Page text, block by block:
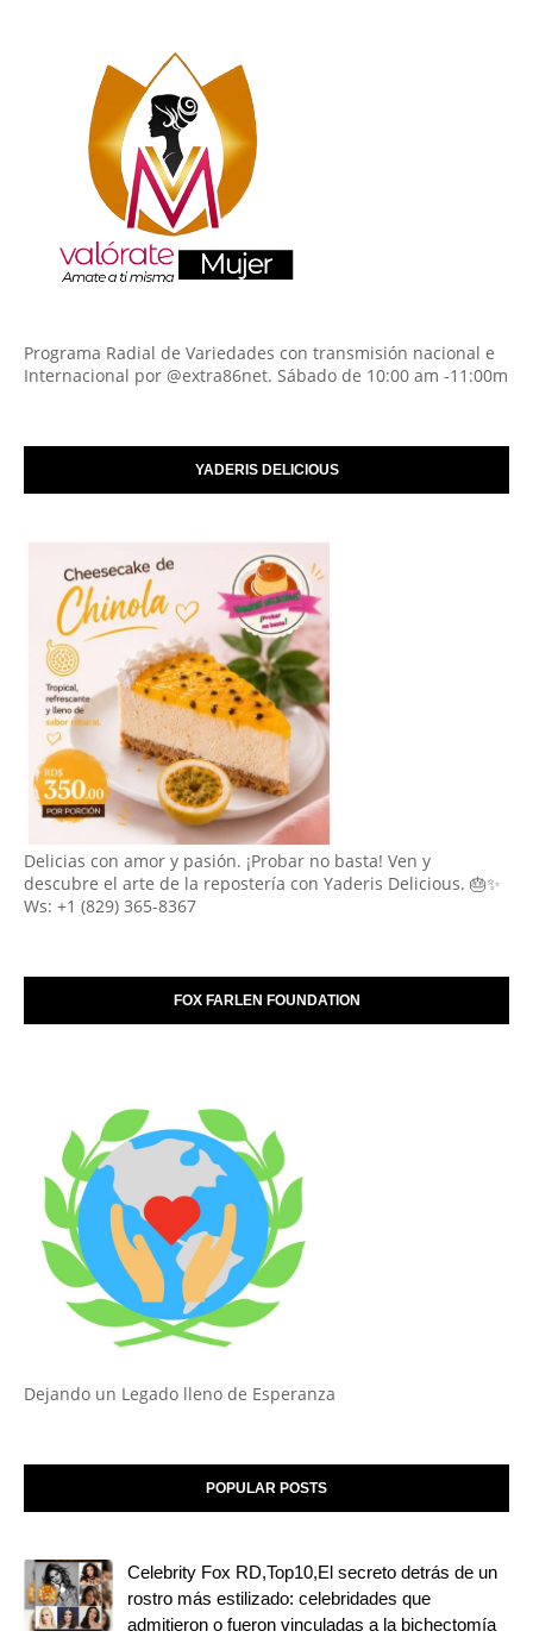
Programa Radial de Variedades con transmisión nacional e
Internacional por @extra86net. Sábado de 10:00 am -11:00m
YADERIS DELICIOUS
Delicias con amor y pasión. ¡Probar no basta! Ven y
descubre el arte de la repostería con Yaderis Delicious. 🎂✨
Ws: +1 (829) 365-8367
FOX FARLEN FOUNDATION
Dejando un Legado lleno de Esperanza
POPULAR POSTS
Celebrity Fox RD,Top10,El secreto detrás de un
rostro más estilizado: celebridades que
admitieron o fueron vinculadas a la bichectomía